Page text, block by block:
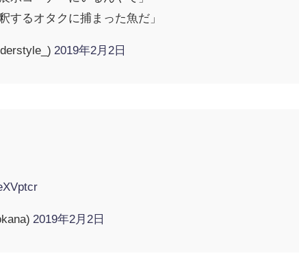
するオタクに捕まった魚だ」
2019年2月2日
2019年2月2日